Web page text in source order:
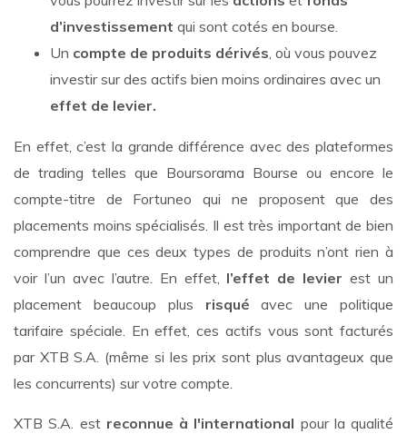
d’investissement qui sont cotés en bourse.
Un compte de produits dérivés, où vous pouvez
investir sur des actifs bien moins ordinaires avec un
effet de levier.
En effet, c’est la grande différence avec des plateformes
de trading telles que Boursorama Bourse ou encore le
compte-titre de Fortuneo qui ne proposent que des
placements moins spécialisés. Il est très important de bien
comprendre que ces deux types de produits n’ont rien à
voir l’un avec l’autre. En effet, l’effet de levier est un
placement beaucoup plus risqué avec une politique
tarifaire spéciale. En effet, ces actifs vous sont facturés
par XTB S.A. (même si les prix sont plus avantageux que
les concurrents) sur votre compte.
XTB S.A. est reconnue à l'international pour la qualité